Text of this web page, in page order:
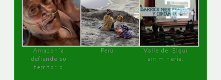
Amazonía
defiende su
territorio
Perú
Valle del Elqui
sin minería.